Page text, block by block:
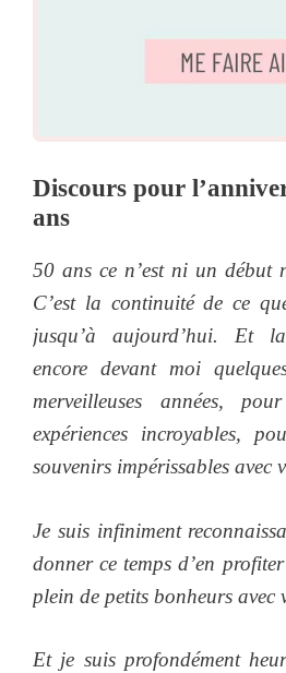
Discours pour
ans
50 ans ce n’est ni un
C’est la continuité de ce
jusqu’à aujourd’hui. Et
encore devant moi
merveilleuses années,
expériences incroyables,
souvenirs impérissables avec
Je suis infiniment
donner ce temps d’en
plein de petits bonheurs avec
Et je suis profondément